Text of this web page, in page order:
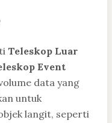
Teleskop Luar
Event
data yang
untuk
langit, seperti